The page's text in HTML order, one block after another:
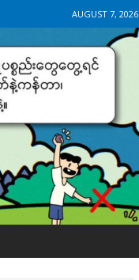
AUGUST 7, 2026